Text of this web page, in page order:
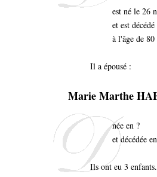
est né le 26
et est
à l'âge de 80
Il a épousé :
Marie Marthe
née en ?
et décédée
Ils ont eu 3 enfants.